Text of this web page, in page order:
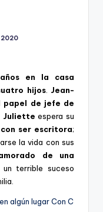
2020
en la casa
hijos. Jean-
papel de jefe de
Juliette espera su
con ser escritora;
la vida con sus
de una
un terrible suceso